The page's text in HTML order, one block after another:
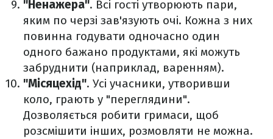
"Ненажера". Всі гості утворюють пари,
яким по черзі зав'язують очі. Кожна з них
повинна годувати одночасно один
одного бажано продуктами, які можуть
забруднити (наприклад, варенням).
"Місяцехід". Усі учасники, утворивши
коло, грають у "переглядини".
Дозволяється робити гримаси, щоб
розсмішити інших, розмовляти не можна.